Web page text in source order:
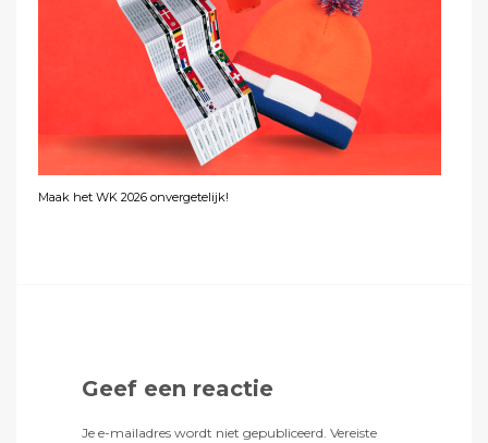
Maak het WK 2026 onvergetelijk!
Geef een reactie
Je e-mailadres wordt niet gepubliceerd. Vereiste